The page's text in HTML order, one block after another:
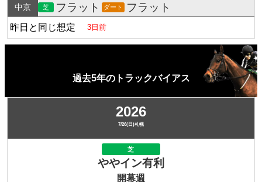
中京 芝 フラット ダート フラット
昨日と同じ想定 3日前
過去5年のトラックバイアス
2026
7/26(日)札幌
芝
ややイン有利
開幕週